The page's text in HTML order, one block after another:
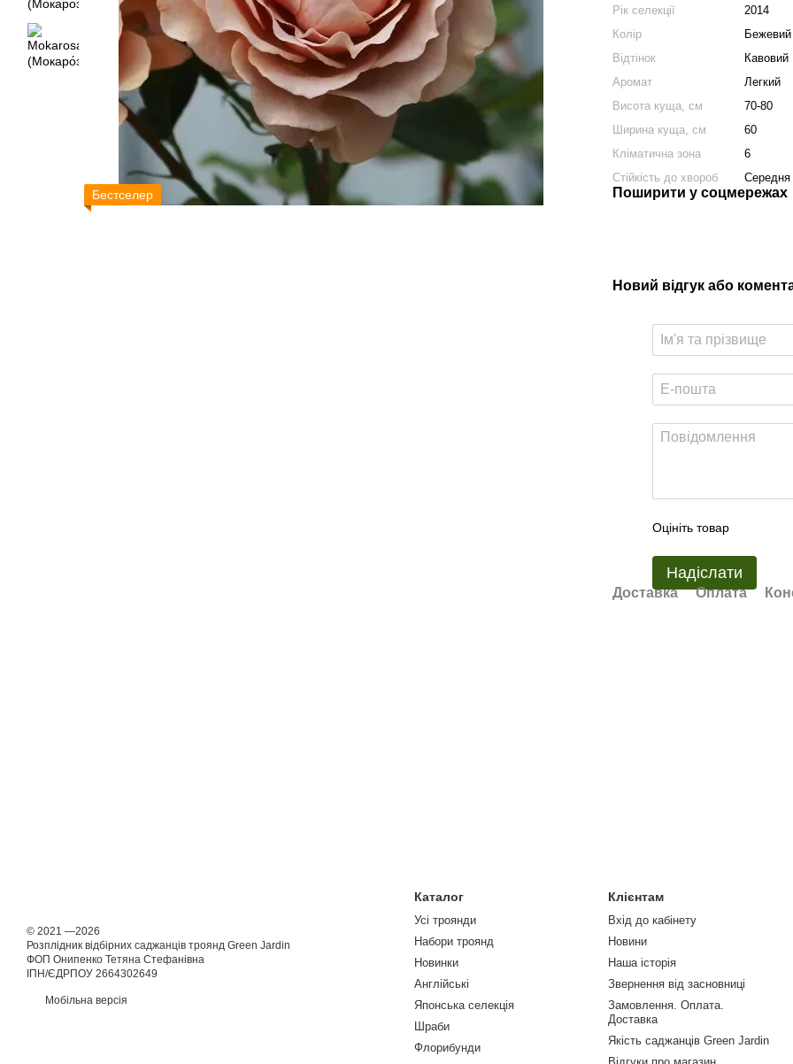
Бестселер
Рік селекції
2014
Колір
Бежевий
Відтінок
Кавовий
Аромат
Легкий
Висота куща, см
70-80
Ширина куща, см
60
Кліматична зона
6
Стійкість до хвороб
Середня
Поширити у соцмережах
Новий відгук або
Оцініть товар
Надіслати
Доставка Оплата
© 2021 —2026
Розплідник відбірних саджанців троянд Green Jardin
ФОП Онипенко Тетяна Стефанівна
ІПН/ЄДРПОУ 2664302649
Мобільна версія
Каталог
Усі троянди
Набори троянд
Новинки
Англійські
Японська селекція
Шраби
Флорибунди
Клієнтам
Вхід до кабінету
Новини
Наша історія
Звернення від засновниці
Замовлення. Оплата.
Доставка
Якість саджанців Green Jardin